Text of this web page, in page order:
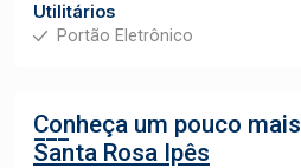
Utilitários
Portão Eletrônico
Conheça um pouco
Santa Rosa Ipês